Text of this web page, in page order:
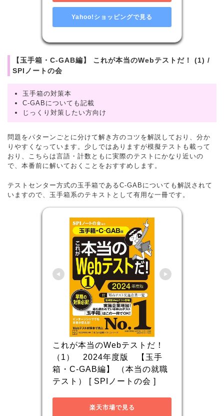
Yahoo!ショッピングで見る
【玉手箱・C-GAB編】 これが本当のWebテストだ！ (1) /
SPIノートの会
玉手箱の対策本
C-GABについても記載
じっくり対策したい方向け
問題をパターンごとに分けて解き方のコツを解説しており、分か
りやすくなっています。少しではありますが模擬テストも載って
おり、こちらは言語・計数ともに実際のテストにかなり近いの
で、本番前に解いておくことをおすすめします。
テストセンター方式の玉手箱であるC-GABについても解説されて
いますので、玉手箱系のテキストとして有用な一冊です。
これが本当のWebテストだ！
（1）　2024年度版　【玉手
箱・C-GAB編】 （本当の就職
テスト） [ SPIノートの会 ]
楽天市場で見る